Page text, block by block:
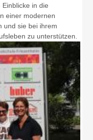
in die
einer modernen
und sie bei ihrem
zu unterstützen.